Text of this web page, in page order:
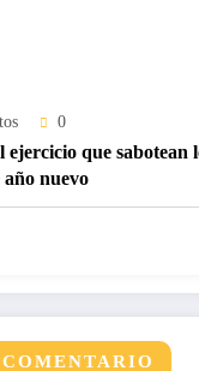
0
ejercicio que sabotean
nuevo